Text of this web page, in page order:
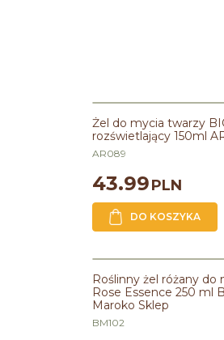
Żel do mycia twarzy
rozświetlający 150ml
AR089
43.99PLN
DO KOSZYKA
Roślinny żel różany
Rose Essence 250 ml
Maroko Sklep
BM102